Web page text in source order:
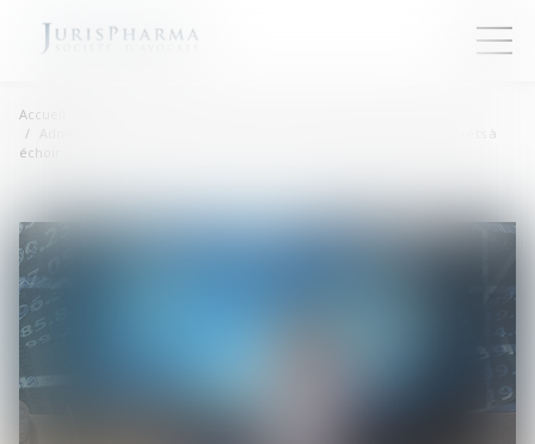
Accueil
Admission au passif de la créance d’un crédit comprenant les intérêts à
échoir